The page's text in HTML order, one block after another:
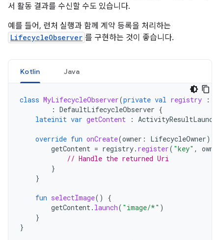
서 활동 결과를 수신할 수도 있습니다.
예를 들어, 런처 실행과 함께 계약 등록을 처리하는
LifecycleObserver 를 구현하는 것이 좋습니다.
Kotlin Java
class MyLifecycleObserver(private val registry :
: DefaultLifecycleObserver {
lateinit var getContent :
override fun onCreate(owner : LifecycleOwner)
getContent = registry. register( "key" ,
// Handle the returned Uri
}
}
fun selectImage()
{
getContent. launch( "image/*" )
}
}